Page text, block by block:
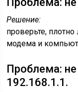
Решение:
проверьте,
модема и
Проблема:
192.168.1.1.